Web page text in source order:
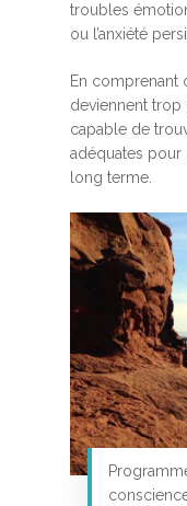
troubles
ou l’anxiété
En comprenant
deviennent trop
capable de
adéquates pour
long terme.